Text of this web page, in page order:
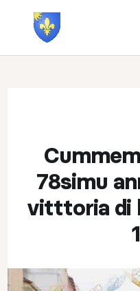
78simu
vitttoria di